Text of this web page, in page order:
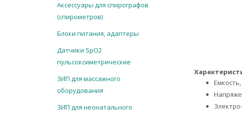
Аксессуары для спирографов
(спирометров)
Блоки питания, адаптеры
Датчики SpO2
пульсоксиметрические
ЗИП для массажного
оборудования
ЗИП для неонатального